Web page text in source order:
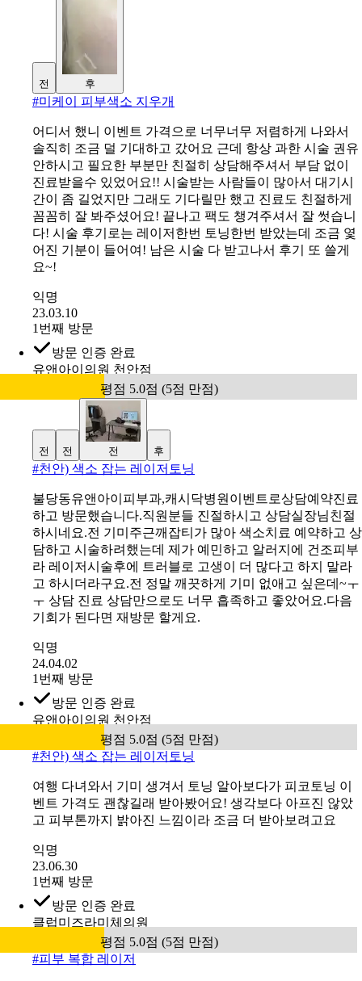
전 후
#미케이 피부색소 지우개
어디서 했니 이벤트 가격으로 너무너무 저렴하게 나와서
솔직히 조금 덜 기대하고 갔어요 근데 항상 과한 시술 권유
안하시고 필요한 부분만 친절히 상담해주셔서 부담 없이
진료받을수 있었어요!! 시술받는 사람들이 많아서 대기시
간이 좀 길었지만 그래도 기다릴만 했고 진료도 친절하게
꼼꼼히 잘 봐주셨어요! 끝나고 팩도 챙겨주셔서 잘 썻습니
다! 시술 후기로는 레이저한번 토닝한번 받았는데 조금 옃
어진 기분이 들어여! 남은 시술 다 받고나서 후기 또 쓸게
요~!
익명
23.03.10
1번째 방문
방문 인증 완료
유앤아이의원 천안점
평점 5.0점 (5점 만점)
전 전 전 후
#천안) 색소 잡는 레이저토닝
불당동유앤아이피부과,캐시닥병원이벤트로상담예약진료
하고 방문했습니다.직원분들 진절하시고 상담실장님친절
하시네요.전 기미주근깨잡티가 많아 색소치료 예약하고 상
담하고 시술하려했는데 제가 예민하고 알러지에 건조피부
라 레이저시술후에 트러블로 고생이 더 많다고 하지 말라
고 하시더라구요.전 정말 깨끗하게 기미 없애고 싶은데~ㅜ
ㅜ 상담 진료 상담만으로도 너무 흡족하고 좋았어요.다음
기회가 된다면 재방문 할게요.
익명
24.04.02
1번째 방문
방문 인증 완료
유앤아이의원 천안점
평점 5.0점 (5점 만점)
#천안) 색소 잡는 레이저토닝
여행 다녀와서 기미 생겨서 토닝 알아보다가 피코토닝 이
벤트 가격도 괜찮길래 받아봤어요! 생각보다 아프진 않았
고 피부톤까지 밝아진 느낌이라 조금 더 받아보려고요
익명
23.06.30
1번째 방문
방문 인증 완료
클럽미즈라미체의원
평점 5.0점 (5점 만점)
#피부 복합 레이저